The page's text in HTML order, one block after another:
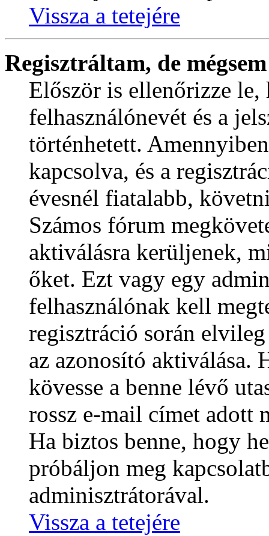
Vissza a tetejére
Regisztráltam, de
Először is ellenőrizze le,
felhasználónevét és a
történhetett.
kapcsolva, és a
évesnél fiatalabb,
Számos fórum
aktiválásra kerüljenek,
őket. Ezt vagy egy
felhasználónak kell
regisztráció során
az azonosító aktiválása.
kövesse a benne lévő
rossz e-mail címet adott
Ha biztos benne, hogy
próbáljon meg
adminisztrátorával.
Vissza a tetejére